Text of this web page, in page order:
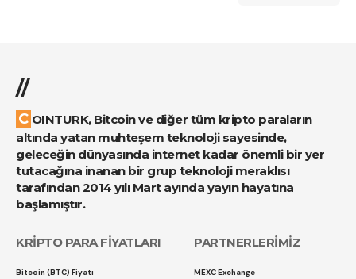
//
COINTURK, Bitcoin ve diğer tüm kripto paraların
altında yatan muhteşem teknoloji sayesinde,
geleceğin dünyasında internet kadar önemli bir yer
tutacağına inanan bir grup teknoloji meraklısı
tarafından 2014 yılı Mart ayında yayın hayatına
başlamıştır.
KRİPTO PARA FİYATLARI
Bitcoin (BTC) Fiyatı
PARTNERLERİMİZ
MEXC Exchange